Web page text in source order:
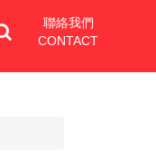
聯絡我們
CONTACT